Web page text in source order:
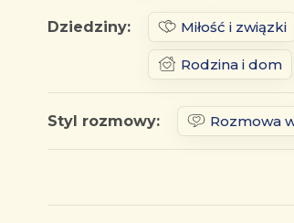
Dziedziny: Miłość i związki
Rodzina i dom
Styl rozmowy: Rozmowa